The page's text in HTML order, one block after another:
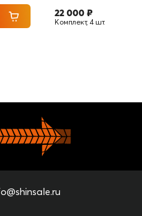
22 000 ₽
Комплект, 4 шт.